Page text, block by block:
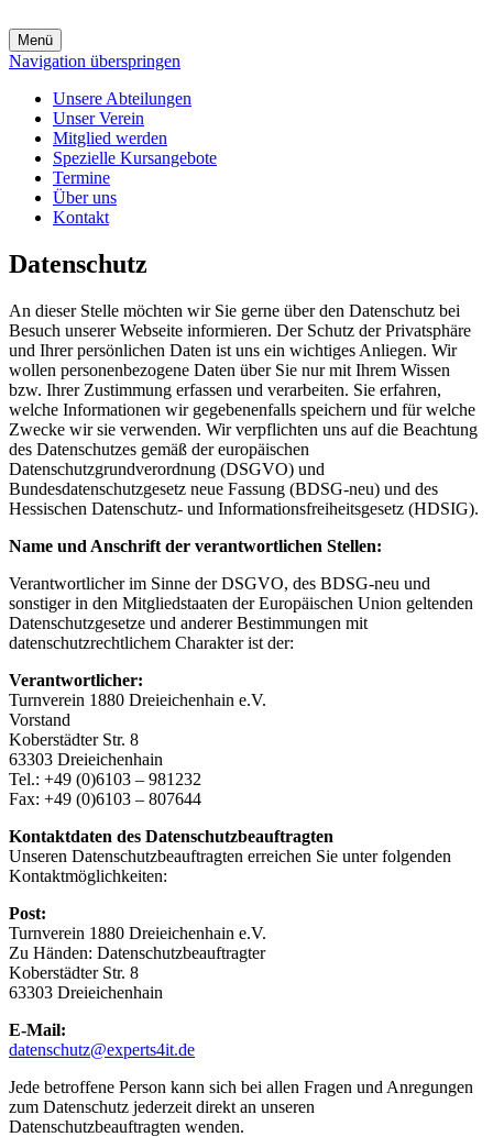
Menü
Navigation überspringen
Unsere Abteilungen
Unser Verein
Mitglied werden
Spezielle Kursangebote
Termine
Über uns
Kontakt
Datenschutz
An dieser Stelle möchten wir Sie gerne über den Datenschutz bei
Besuch unserer Webseite informieren. Der Schutz der Privatsphäre
und Ihrer persönlichen Daten ist uns ein wichtiges Anliegen. Wir
wollen personenbezogene Daten über Sie nur mit Ihrem Wissen
bzw. Ihrer Zustimmung erfassen und verarbeiten. Sie erfahren,
welche Informationen wir gegebenenfalls speichern und für welche
Zwecke wir sie verwenden. Wir verpflichten uns auf die Beachtung
des Datenschutzes gemäß der europäischen
Datenschutzgrundverordnung (DSGVO) und
Bundesdatenschutzgesetz neue Fassung (BDSG-neu) und des
Hessischen Datenschutz- und Informationsfreiheitsgesetz (HDSIG).
Name und Anschrift der verantwortlichen Stellen:
Verantwortlicher im Sinne der DSGVO, des BDSG-neu und
sonstiger in den Mitgliedstaaten der Europäischen Union geltenden
Datenschutzgesetze und anderer Bestimmungen mit
datenschutzrechtlichem Charakter ist der:
Verantwortlicher:
Turnverein 1880 Dreieichenhain e.V.
Vorstand
Koberstädter Str. 8
63303 Dreieichenhain
Tel.: +49 (0)6103 – 981232
Fax: +49 (0)6103 – 807644
Kontaktdaten des Datenschutzbeauftragten
Unseren Datenschutzbeauftragten erreichen Sie unter folgenden
Kontaktmöglichkeiten:
Post:
Turnverein 1880 Dreieichenhain e.V.
Zu Händen: Datenschutzbeauftragter
Koberstädter Str. 8
63303 Dreieichenhain
E-Mail:
datenschutz@experts4it.de
Jede betroffene Person kann sich bei allen Fragen und Anregungen
zum Datenschutz jederzeit direkt an unseren
Datenschutzbeauftragten wenden.